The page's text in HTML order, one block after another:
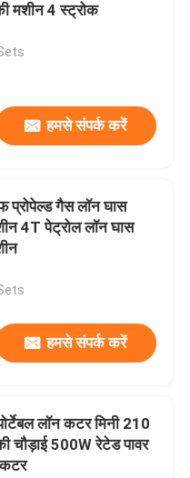
मशीन 4 स्ट्रोक
हमसे संपर्क करें
प्रोपेल्ड गैस लॉन घास
4T पेट्रोल लॉन घास
हमसे संपर्क करें
लॉन कटर मिनी 210
चौड़ाई 500W रेटेड पावर